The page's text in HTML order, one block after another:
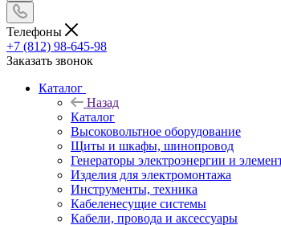
Телефоны
+7 (812) 98-645-98
Заказать звонок
Каталог
Назад
Каталог
Высоковольтное оборудование
Щиты и шкафы, шинопровод
Генераторы электроэнергии и
Изделия для электромонтажа
Инструменты, техника
Кабеленесущие системы
Кабели, провода и аксессуары